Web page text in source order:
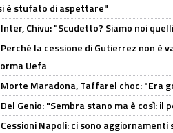
è stufato di aspettare"
Inter, Chivu: "Scudetto? Siamo noi
Perché la cessione di Gutierrez non è
Uefa
Morte Maradona, Taffarel choc: "Era
Del Genio: "Sembra stano ma è così:
Cessioni Napoli: ci sono